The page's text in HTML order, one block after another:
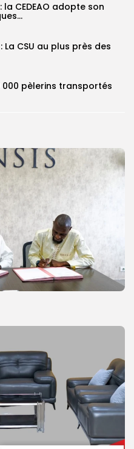
CEDEAO adopte son
CSU au plus près des
000 pèlerins transportés